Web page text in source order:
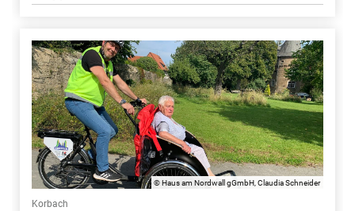
© Haus am Nordwall gGmbH, Claudia Schneider
Korbach